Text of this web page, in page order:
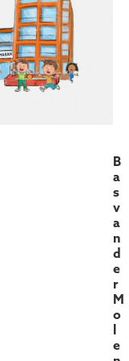
B
a
s
v
a
n
d
e
r
M
o
e